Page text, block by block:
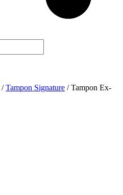
/Tampon Signature /Tampon Ex-